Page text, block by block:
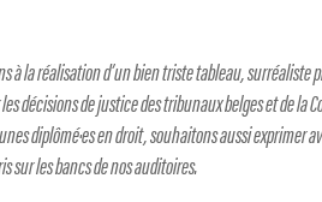
à la réalisation d’un bien triste tableau,
décisions de justice des tribunaux belges et de la
diplômé·es en droit, souhaitons aussi
sur les bancs de nos auditoires.